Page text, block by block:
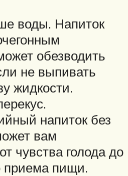
воды. Напиток
обезводить
не выпивать
жидкости.
напиток без
вам
чувства голода до
приема пищи.